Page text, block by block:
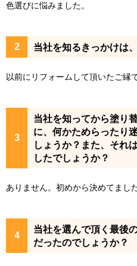
色選びに悩みました。
当社を知るきっかけは
以前にリフォームして頂いたご縁で
当社を知ってから塗り
に、何かためらったり
しょうか？また、それ
したでしょうか？
ありません。初めから決めてました
当社を選んで頂く最後
だったのでしょうか？